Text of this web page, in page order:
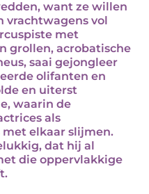
want ze willen
vrachtwagens vol
met
grollen, acrobatische
saai gejongleer
olifanten en
en uiterst
waarin de
als
elkaar slijmen.
dat hij al
die oppervlakkige